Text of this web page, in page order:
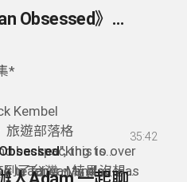
by introducing our
from first-hand
can be a
of apartments in
they can transition
so much more
offer plenty of
culture.
專屬外國朋友的共享
而且適合外國人需求
常貼心的服務！我真
畢竟搬到一個新的國
情！不僅是給這些剛
居住環境，讓他們很
地來的外國朋友們一
92- 熱愛分享台灣的 Nick Kembel 《Taiwan Obsessed》旅遊部落格 * Sharing His Taiwan Obsession with the World - Nick Kembel
*
Kembel
旅遊部落格
backpacking to over
teacher. My plan was
", this is
in Taiwan and
了台灣。結果沒想到
35:42